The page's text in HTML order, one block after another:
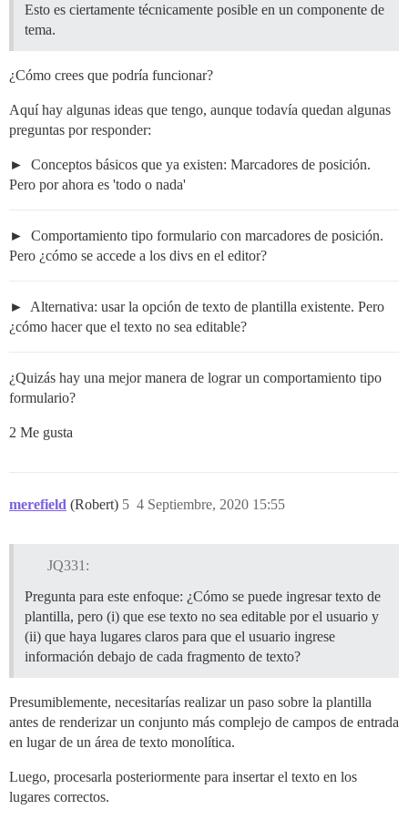
Esto es ciertamente técnicamente posible en un componente de
tema.
¿Cómo crees que podría funcionar?
Aquí hay algunas ideas que tengo, aunque todavía quedan algunas
preguntas por responder:
Conceptos básicos que ya existen: Marcadores de posición.
Pero por ahora es 'todo o nada'
Comportamiento tipo formulario con marcadores de posición.
Pero ¿cómo se accede a los divs en el editor?
Alternativa: usar la opción de texto de plantilla existente. Pero
¿cómo hacer que el texto no sea editable?
¿Quizás hay una mejor manera de lograr un comportamiento tipo
formulario?
2 Me gusta
merefield (Robert) 4 Septiembre, 2020 15:55
5
JQ331:
Pregunta para este enfoque: ¿Cómo se puede ingresar texto de
plantilla, pero (i) que ese texto no sea editable por el usuario y
(ii) que haya lugares claros para que el usuario ingrese
información debajo de cada fragmento de texto?
Presumiblemente, necesitarías realizar un paso sobre la plantilla
antes de renderizar un conjunto más complejo de campos de entrada
en lugar de un área de texto monolítica.
Luego, procesarla posteriormente para insertar el texto en los
lugares correctos.